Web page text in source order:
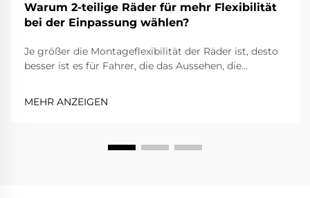
Warum 2-teilige Räder für mehr Flexibilität
bei der Einpassung wählen?
Je größer die Montageflexibilität der Räder ist, desto
besser ist es für Fahrer, die das Aussehen, die
MEHR ANZEIGEN